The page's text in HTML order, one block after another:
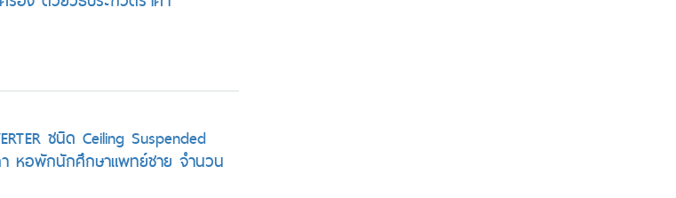
ชนิด Ceiling Suspended
า หอพักนักศึกษาแพทย์ชาย จำนวน